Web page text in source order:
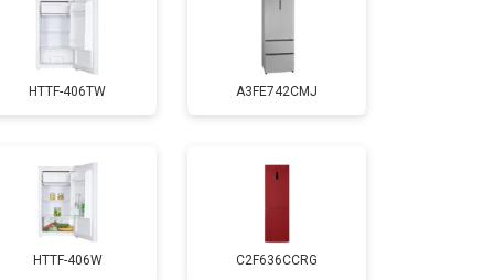
1700 ₽
4750 ₽ Заказать
3650 ₽ Заказать
2550 ₽
HTTF-406TW A3FE742CMJ
HTTF-406W C2F636CCRG